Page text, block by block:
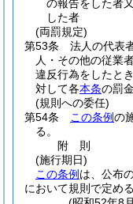
の報告をした者
した者
(両罰規定)
第53条
法人の代表
人・その他の従業
違反行為をしたと
対して各本条の罰
(規則への委任)
第54条
この条例の
る。
附 則
(施行期日)
この条例 は、公布
において規則で定め